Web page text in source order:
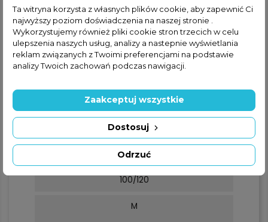
F
98
G
I
100/120
L
100/120
M
Ta witryna korzysta z własnych plików cookie, aby zapewnić Ci
najwyższy poziom doświadczenia na naszej stronie .
Wykorzystujemy również pliki cookie stron trzecich w celu
ulepszenia naszych usług, analizy a nastepnie wyświetlania
reklam związanych z Twoimi preferencjami na podstawie
analizy Twoich zachowań podczas nawigacji.
Odrzuć
Dostosuj
Zaakceptuj wszystkie